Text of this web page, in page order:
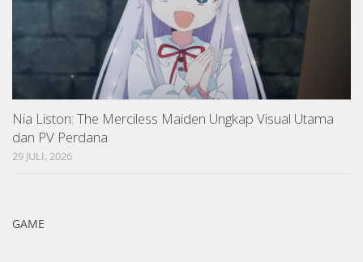
Nia Liston: The Merciless Maiden Ungkap Visual Utama
dan PV Perdana
29 JULI, 2026
GAME